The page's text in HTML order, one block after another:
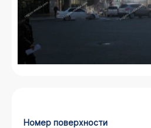
Номер поверхности